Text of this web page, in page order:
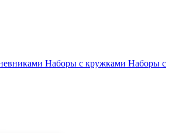
Наборы с кружками Наборы с